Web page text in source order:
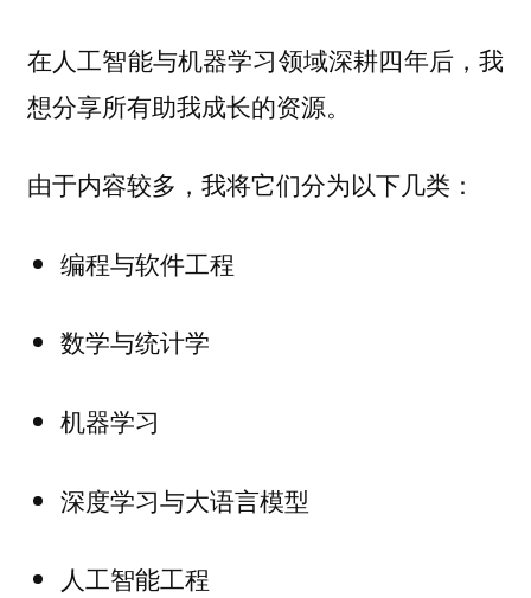
在人工智能与机器学习领域深耕四年后，我
想分享所有助我成长的资源。
由于内容较多，我将它们分为以下几类：
编程与软件工程
数学与统计学
机器学习
深度学习与大语言模型
人工智能工程